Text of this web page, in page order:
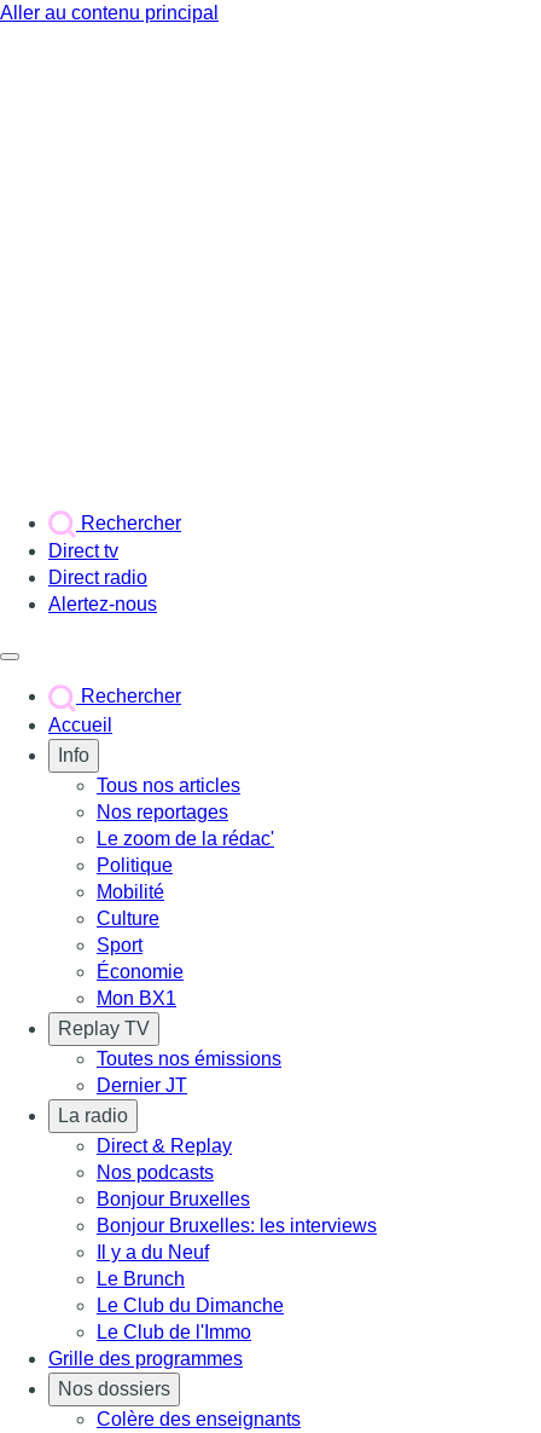
Aller au contenu principal
Rechercher
Direct tv
Direct radio
Alertez-nous
Rechercher
Accueil
Info
Tous nos articles
Nos reportages
Le zoom de la rédac'
Politique
Mobilité
Culture
Sport
Économie
Mon BX1
Replay TV
Toutes nos émissions
Dernier JT
La radio
Direct & Replay
Nos podcasts
Bonjour Bruxelles
Bonjour Bruxelles: les interviews
Il y a du Neuf
Le Brunch
Le Club du Dimanche
Le Club de l'Immo
Grille des programmes
Nos dossiers
Colère des enseignants